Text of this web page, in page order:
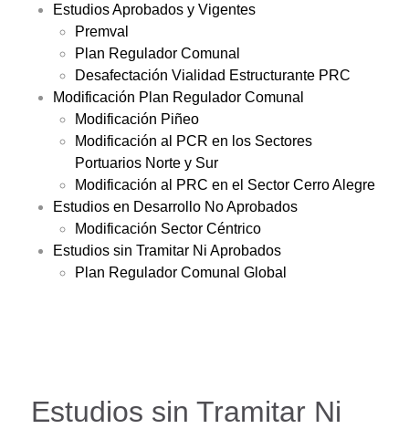
Estudios Aprobados y Vigentes
Premval
Plan Regulador Comunal
Desafectación Vialidad Estructurante PRC
Modificación Plan Regulador Comunal
Modificación Piñeo
Modificación al PCR en los Sectores
Portuarios Norte y Sur
Modificación al PRC en el Sector Cerro Alegre
Estudios en Desarrollo No Aprobados
Modificación Sector Céntrico
Estudios sin Tramitar Ni Aprobados
Plan Regulador Comunal Global
Estudios sin Tramitar Ni